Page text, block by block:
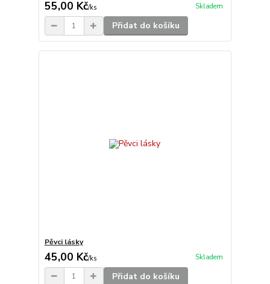
55,00 Kč/ks Skladem
Přidat do košíku
Pěvci lásky
45,00 Kč/ks Skladem
Přidat do košíku